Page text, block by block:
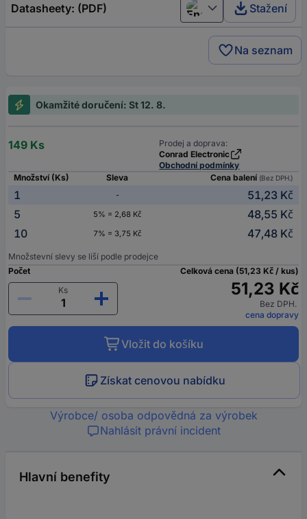
Datasheety: (PDF) English Stažení
Na seznam
Okamžité doručení: St 12. 8.
149 Ks
Prodej a doprava:
Conrad Electronic
Obchodní podmínky
Množství (Ks)
Sleva Cena balení (Bez DPH.)
1 -
51,23 Kč
5
5% = 2,68 Kč
48,55 Kč
10
7% = 3,75 Kč 47,48 Kč
Množstevní slevy se liší podle prodejce
Počet
Ks
Celková cena (51,23 Kč / kus)
51,23 Kč
Bez DPH.
cena dopravy
Vložit do košíku
Získat cenovou nabídku
Výrobce/ osoba odpovědná za výrobek
Nahlásit právní incident
Hlavní benefity